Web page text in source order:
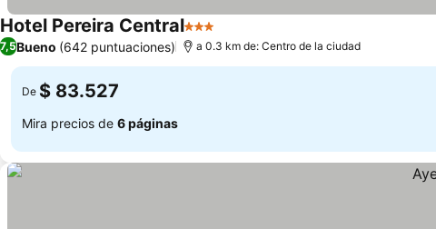
Hotel Pereira Central3 Estrellas
7,5Bueno (642 puntuaciones) a 0.3 km de: Centro de la ciudad
De $ 83.527
Mira precios de 6 páginas